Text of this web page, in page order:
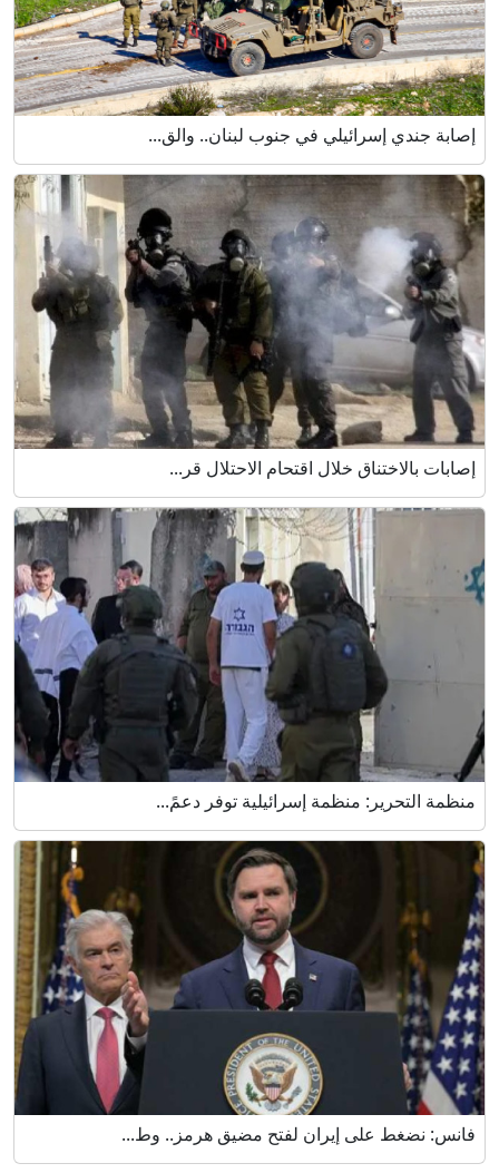
إصابة جندي إسرائيلي في جنوب لبنان.. والق...
إصابات بالاختناق خلال اقتحام الاحتلال قر...
منظمة التحرير: منظمة إسرائيلية توفر دعمً...
فانس: نضغط على إيران لفتح مضيق هرمز.. وط...